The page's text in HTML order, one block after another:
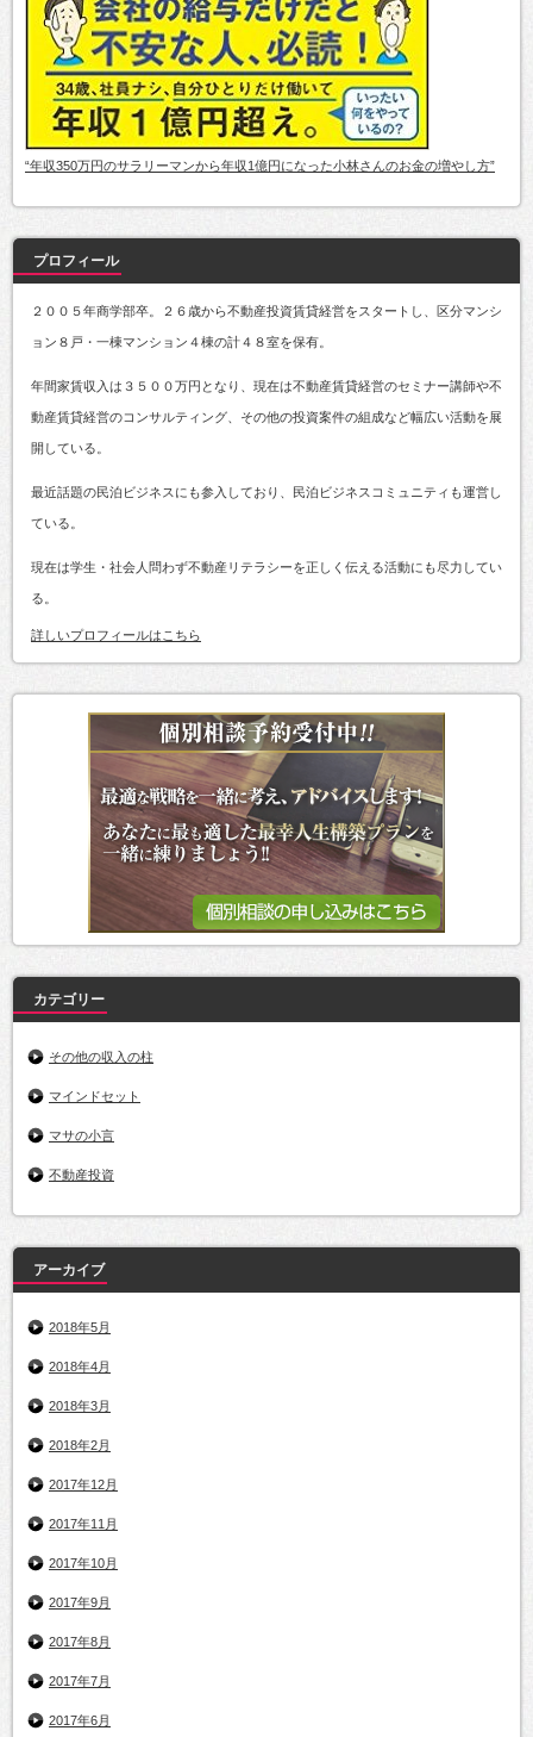
“年収350万円のサラリーマンから年収1億円になった小林さんのお金の増やし方”
プロフィール
２００５年商学部卒。２６歳から不動産投資賃貸経営をスタートし、区分マンシ
ョン８戸・一棟マンション４棟の計４８室を保有。
年間家賃収入は３５００万円となり、現在は不動産賃貸経営のセミナー講師や不
動産賃貸経営のコンサルティング、その他の投資案件の組成など幅広い活動を展
開している。
最近話題の民泊ビジネスにも参入しており、民泊ビジネスコミュニティも運営し
ている。
現在は学生・社会人問わず不動産リテラシーを正しく伝える活動にも尽力してい
る。
詳しいプロフィールはこちら
カテゴリー
その他の収入の柱
マインドセット
マサの小言
不動産投資
アーカイブ
2018年5月
2018年4月
2018年3月
2018年2月
2017年12月
2017年11月
2017年10月
2017年9月
2017年8月
2017年7月
2017年6月